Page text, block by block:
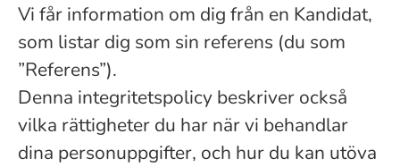
Vi får information om dig från en Kandidat,
som listar dig som sin referens (du som
”Referens”).
Denna integritetspolicy beskriver också
vilka rättigheter du har när vi behandlar
dina personuppgifter, och hur du kan utöva